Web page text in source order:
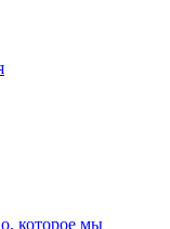
которое мы